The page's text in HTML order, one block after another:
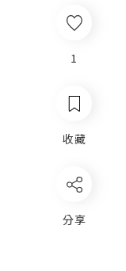
1
收藏
分享